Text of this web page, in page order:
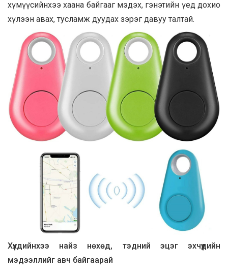
хүмүүсийнхээ хаана байгааг мэдэх, гэнэтийн үед дохио
хүлээн авах, тусламж дуудах зэрэг давуу талтай.
Хүүхдийнхээ найз нөхөд, тэдний эцэг эхчүүдийн
мэдээллийг авч байгаарай